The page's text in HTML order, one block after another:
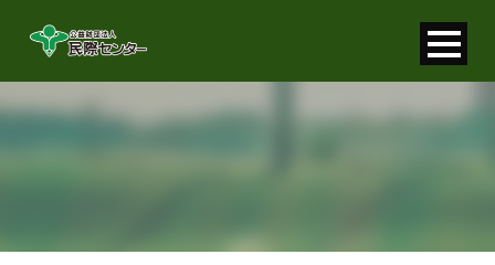
お問い合わせ